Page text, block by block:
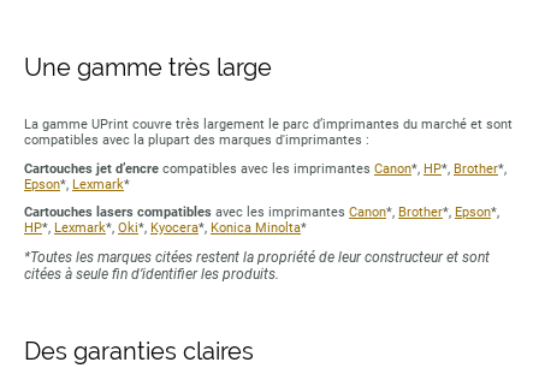
Une gamme très large
La gamme UPrint couvre très largement le parc d’imprimantes du marché et sont
compatibles avec la plupart des marques d'imprimantes :
Cartouches jet d’encre compatibles avec les imprimantes Canon*, HP*, Brother*,
Epson*, Lexmark*
Cartouches lasers compatibles avec les imprimantes Canon*, Brother*, Epson*,
HP*, Lexmark*, Oki*, Kyocera*, Konica Minolta*
*Toutes les marques citées restent la propriété de leur constructeur et sont
citées à seule fin d’identifier les produits.
Des garanties claires